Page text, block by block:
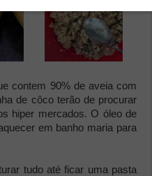
contem 90% de aveia com
de côco terão de procurar
hiper mercados. O óleo de
em banho maria para
tudo até ficar uma pasta